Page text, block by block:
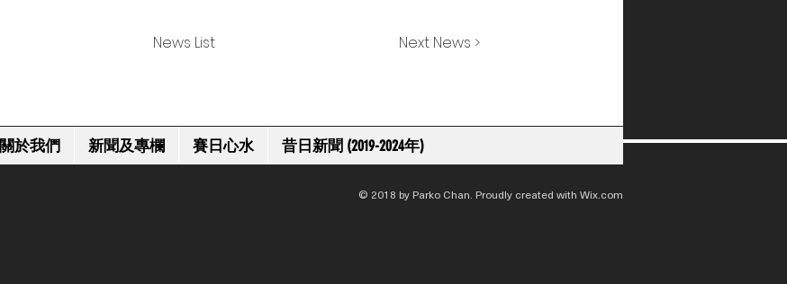
News List Next News >
關於我們 新聞及專欄 賽日心水 昔日新聞 (2019-2024年)
© 2018 by Parko Chan. Proudly created with Wix.com